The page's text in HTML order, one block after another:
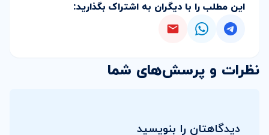
این مطلب را با دیگران به اشتراک بگذارید:
نظرات و پرسش‌های شما
دیدگاهتان را بنویسید